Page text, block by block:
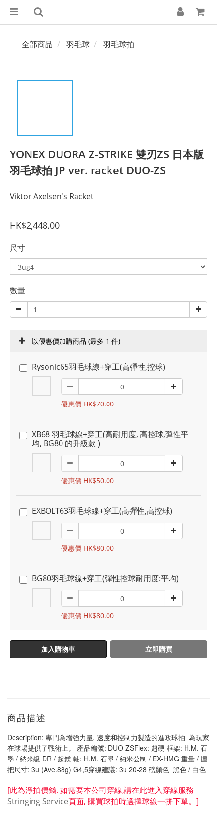
全部商品 羽毛球 羽毛球拍
YONEX DUORA Z-STRIKE 雙刃ZS 日本版
羽毛球拍 JP ver. racket DUO-ZS
Viktor Axelsen's Racket
HK$2,448.00
尺寸
數量
以優惠價加購商品 (最多 1 件)
Rysonic65羽毛球線+穿工(高彈性,控球)
優惠價 HK$70.00
XB68 羽毛球線+穿工(高耐用度, 高控球,彈性平
均, BG80 的升級款 )
優惠價 HK$50.00
EXBOLT63羽毛球線+穿工(高彈性,高控球)
優惠價 HK$80.00
BG80羽毛球線+穿工(彈性控球耐用度:平均)
優惠價 HK$80.00
加入購物車 立即購買
商品描述
Description: 專門為增強力量, 速度和控制力製造的進攻球拍, 為玩家
在球場提供了戰術上。 產品編號: DUO-ZSFlex: 超硬 框架: H.M. 石
墨 / 納米級 DR / 超鎂 軸: H.M. 石墨 / 納米公制 / EX-HMG 重量 / 握
把尺寸: 3u (Ave.88g) G4,5穿線建議: 3u 20-28 磅顏色: 黑色 / 白色
[此為淨拍價錢. 如需要本公司穿線,請在此進入穿線服務
Stringing Service頁面, 購買球拍時選擇球線一拼下單。]